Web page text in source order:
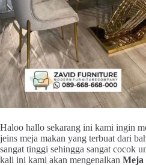
Haloo hallo sekarang ini kami ingin
jeins meja makan yang terbuat dari
sangat tinggi sehingga sangat cocok
kali ini kami akan mengenalkan Meja